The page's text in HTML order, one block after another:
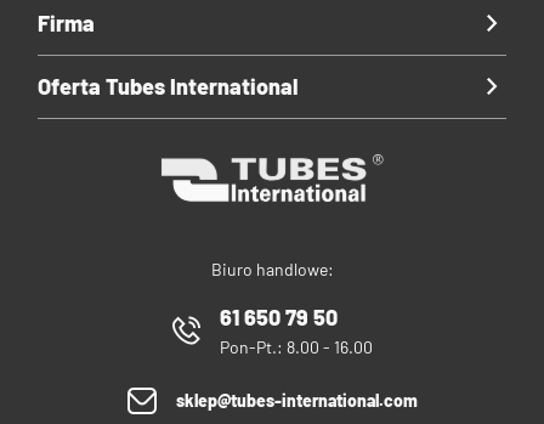
Biuro handlowe:
61 650 79 50
Pon-Pt.: 8.00 - 16.00
sklep@tubes-international.com
Firma
Oferta Tubes International